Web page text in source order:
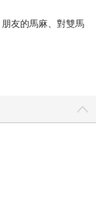
友的馬麻、對雙馬